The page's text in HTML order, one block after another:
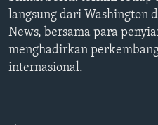
langsung dari Washington
News, bersama para
menghadirkan
internasional.